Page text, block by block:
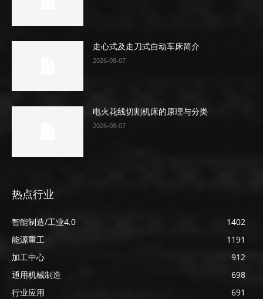
走心式及走刀式自动车床简介
2026-08-07
电火花线切割机床的原理与分类
2026-08-07
热点行业
智能制造/工业4.0
1402
能源重工
1191
加工中心
912
通用机械制造
698
行业应用
691